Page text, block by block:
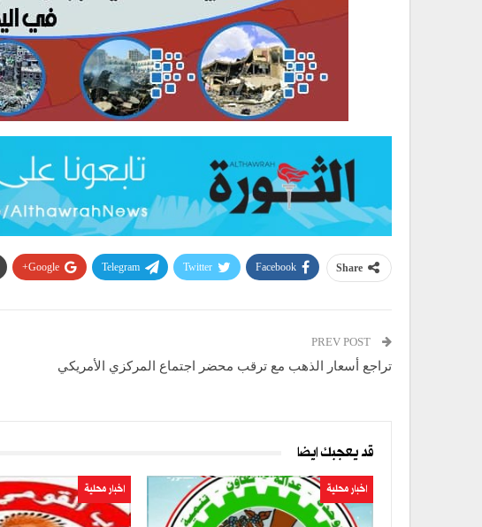
Share
Facebook
Twitter
Telegram
Google+
تراجع أسعار الذهب مع ترقب محضر اجتماع المركزي الأمريكي
قد يعجبك ايضا
اخبار محلية اخبار محلية